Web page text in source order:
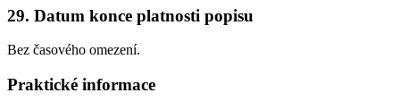
29. Datum konce platnosti popisu
Bez časového omezení.
Praktické informace